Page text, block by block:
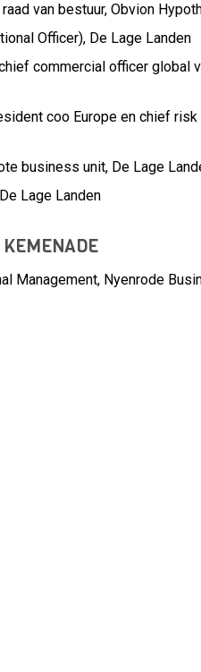
van bestuur, Obvion
Officer), De Lage Landen
commercial officer global
coo Europe en chief risk
business unit, De Lage
De Lage Landen
Management, Nyenrode